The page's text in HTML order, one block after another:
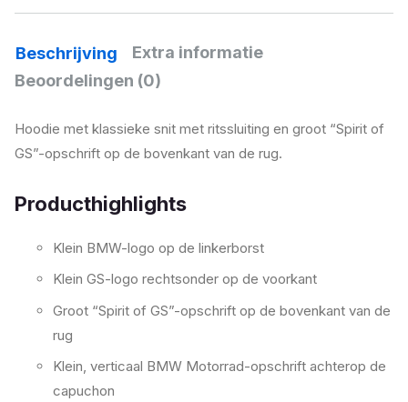
Beschrijving
Extra informatie
Beoordelingen (0)
Hoodie met klassieke snit met ritssluiting en groot “Spirit of
GS”-opschrift op de bovenkant van de rug.
Producthighlights
Klein BMW-logo op de linkerborst
Klein GS-logo rechtsonder op de voorkant
Groot “Spirit of GS”-opschrift op de bovenkant van de
rug
Klein, verticaal BMW Motorrad-opschrift achterop de
capuchon